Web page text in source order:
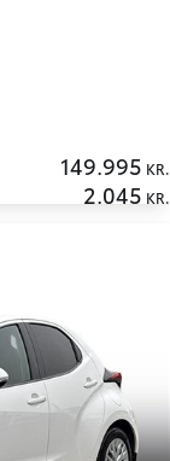
149.995 KR.
2.045 KR.